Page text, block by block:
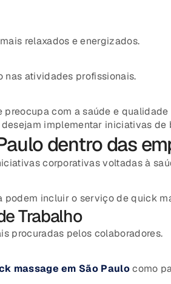
relaxados e energizados.
nas atividades profissionais.
preocupa com a saúde e
implementar iniciativas
dentro das
corporativas voltadas à
incluir o serviço de quick
Trabalho
procuradas pelos colaboradores.
massage em São Paulocomo